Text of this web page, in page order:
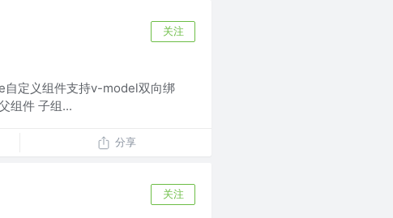
关注
定义组件支持v-model双向绑
组件 子组...
分享
关注